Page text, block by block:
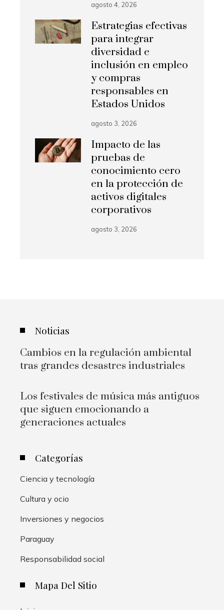
agosto 4, 2026
Estrategias efectivas
para integrar
diversidad e
inclusión en empleo
y compras
responsables en
Estados Unidos
agosto 3, 2026
Impacto de las
pruebas de
conocimiento cero
en la protección de
activos digitales
corporativos
agosto 3, 2026
Noticias
Cambios en la regulación ambiental
tras grandes desastres industriales
Los festivales de música más antiguos
que siguen emocionando a
generaciones actuales
Categorías
Ciencia y tecnología
Cultura y ocio
Inversiones y negocios
Paraguay
Responsabilidad social
Mapa Del Sitio